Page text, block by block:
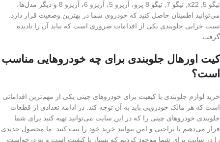
تیگو 5, x22, تیگو 7, تیگو 8 پرو، آریزو 5، آریزو 6، آریزو 8 و دیگر مدل‌ها،
می‌توانید اطمینان حاصل کنید که خودروی شما در بهترین وضعیت قرار دارد.
تست خرابی جلوبندی یکی از اقدامات ضروری است که نباید آن را نادیده
گرفت.
کیت اورهال جلوبندی برای چه خودروهایی مناسب
است؟
خرید لوازم جلوبندی با کیفیت برای خودروهای چینی یکی از مهم‌ترین اقداماتی
است که هر مالک خودرویی باید به آن توجه کند. در ادامه تعدادی از قطعات
جلوبندی خودروهای چینی را که در این سایت می‌توانید تهیه کنید برای شما
قرار می‌دهیم تا براحتی و امن بتوانید خرید خود را ثبت کنید. ما محصول جدیدی
را در سایت برای شما موجود کردیم که بسیار با کیفیت است و به درخواست